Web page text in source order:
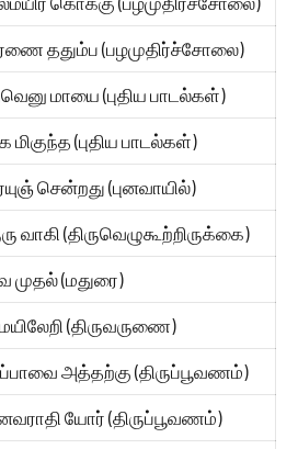
ததும்ப (பழமுதிர்ச்சோலை)
மாயை (புதிய பாடல்கள்)
மிகுந்த (புதிய பாடல்கள்)
சென்றது (புனவாயில்)
வாகி (திருவெழுகூற்றிருக்கை)
முதல் (மதுரை)
(திருவருணை)
அத்தற்கு (திருப்பூவணம்)
யோர் (திருப்பூவணம்)